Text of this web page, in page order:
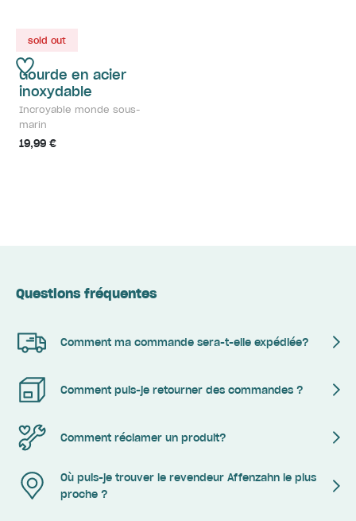
sold out
Gourde en acier
inoxydable
Incroyable monde sous-
marin
19,99 €
Questions fréquentes
Comment ma commande sera-t-elle expédiée?
Comment puis-je retourner des commandes ?
Comment réclamer un produit?
Où puis-je trouver le revendeur Affenzahn le plus
proche ?